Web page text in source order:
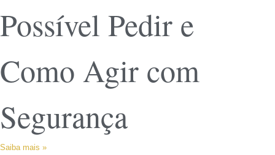
Possível Pedir e
Como Agir com
Segurança
Saiba mais »